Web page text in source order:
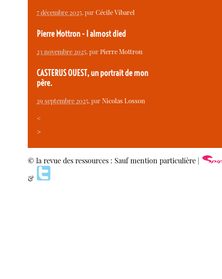
7 décembre 2025, parCécile Vibarel
Pierre Mottron - I almost died
23 novembre 2025, parPierre Mottron
CASTERUS OUEST, un portrait de mon
père.
29 septembre 2025, parNicolas Losson
<
>
© la revue des ressources : Sauf mention particulière |
&